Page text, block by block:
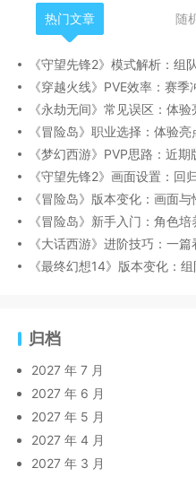
热门文章 随
《守望先锋2》模式解析：组
《穿越火线》PVE效率：赛
《永劫无间》常见误区：体
《冒险岛》职业选择：体验
《梦幻西游》PVP思路：近
《守望先锋2》画面设置：回
《冒险岛》版本变化：画面
《冒险岛》新手入门：角色
《大话西游》进阶技巧：一
《最终幻想14》版本变化：
归档
2027 年 7 月
2027 年 6 月
2027 年 5 月
2027 年 4 月
2027 年 3 月